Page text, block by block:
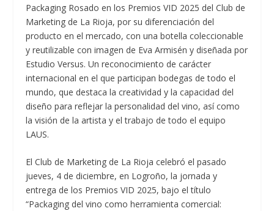
Packaging Rosado en los Premios VID 2025 del Club de
Marketing de La Rioja, por su diferenciación del
producto en el mercado, con una botella coleccionable
y reutilizable con imagen de Eva Armisén y diseñada por
Estudio Versus. Un reconocimiento de carácter
internacional en el que participan bodegas de todo el
mundo, que destaca la creatividad y la capacidad del
diseño para reflejar la personalidad del vino, así como
la visión de la artista y el trabajo de todo el equipo
LAUS.
El Club de Marketing de La Rioja celebró el pasado
jueves, 4 de diciembre, en Logroño, la jornada y
entrega de los Premios VID 2025, bajo el título
“Packaging del vino como herramienta comercial: